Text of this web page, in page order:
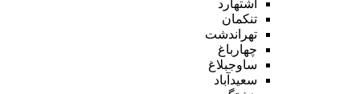
اشتهارد
تنکمان
تهراندشت
چهارباغ
ساوجبلاغ
سعیدآباد